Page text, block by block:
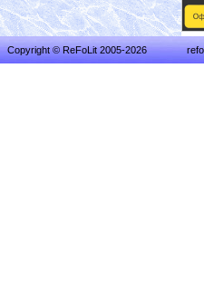
Copyright © ReFoLit 2005-2026